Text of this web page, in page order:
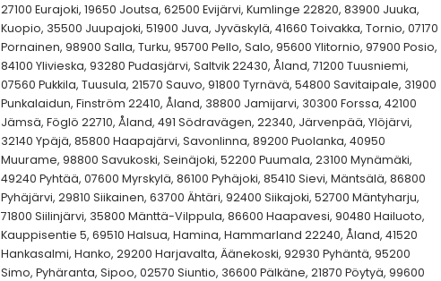
27100 Eurajoki, 19650 Joutsa, 62500 Evijärvi, Kumlinge 22820, 83900 Juuka,
Kuopio, 35500 Juupajoki, 51900 Juva, Jyväskylä, 41660 Toivakka, Tornio, 07170
Pornainen, 98900 Salla, Turku, 95700 Pello, Salo, 95600 Ylitornio, 97900 Posio,
84100 Ylivieska, 93280 Pudasjärvi, Saltvik 22430, Åland, 71200 Tuusniemi,
07560 Pukkila, Tuusula, 21570 Sauvo, 91800 Tyrnävä, 54800 Savitaipale, 31900
Punkalaidun, Finström 22410, Åland, 38800 Jamijarvi, 30300 Forssa, 42100
Jämsä, Föglö 22710, Åland, 491 Södravägen, 22340, Järvenpää, Ylöjärvi,
32140 Ypäjä, 85800 Haapajärvi, Savonlinna, 89200 Puolanka, 40950
Muurame, 98800 Savukoski, Seinäjoki, 52200 Puumala, 23100 Mynämäki,
49240 Pyhtää, 07600 Myrskylä, 86100 Pyhäjoki, 85410 Sievi, Mäntsälä, 86800
Pyhäjärvi, 29810 Siikainen, 63700 Ähtäri, 92400 Siikajoki, 52700 Mäntyharju,
71800 Siilinjärvi, 35800 Mänttä-Vilppula, 86600 Haapavesi, 90480 Hailuoto,
Kauppisentie 5, 69510 Halsua, Hamina, Hammarland 22240, Åland, 41520
Hankasalmi, Hanko, 29200 Harjavalta, Äänekoski, 92930 Pyhäntä, 95200
Simo, Pyhäranta, Sipoo, 02570 Siuntio, 36600 Pälkäne, 21870 Pöytyä, 99600